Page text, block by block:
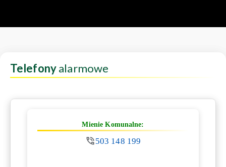
Telefonyalarmowe
Mienie Komunalne:
503 148 199